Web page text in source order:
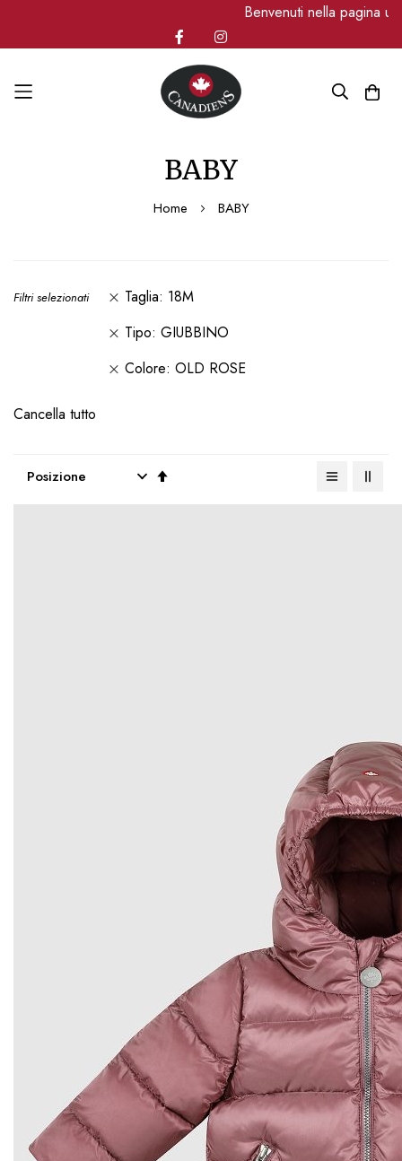
Benvenuti nella pagina
BABY
Home BABY
Filtri selezionati Taglia 18M
Tipo GIUBBINO
Colore OLD ROSE
Cancella tutto